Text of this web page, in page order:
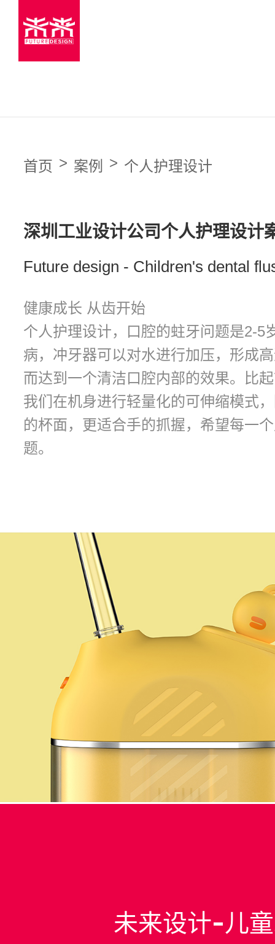
医疗器械设计
TWS耳机设计
电脑显示器设计
生活家电设计
蓝牙音频设计
宠物用品设计
军警装备设计
个人护理设计
咨询 Online
新闻News
关于About
首页 > 案例 > 个人护理设计
深圳工业设计公司个人护理设计
Future design - Children's dental
健康成长 从齿开始
个人护理设计，口腔的蛀牙问题是2-5
病，冲牙器可以对水进行加压，形成
而达到一个清洁口腔内部的效果。比
我们在机身进行轻量化的可伸缩模式
的杯面，更适合手的抓握，希望每一
题。
未来设计-儿